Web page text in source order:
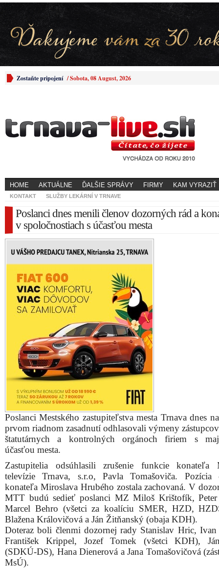
Zostaňte pripojení /Sobota, 08 August, 2026
HOME AKTUÁLNE ĎALŠIE SPRÁVY FIRMY KAM VYRAZIŤ
KONTAKT SLUŽBY LEKÁRNÍ V TRNAVE
Poslanci dnes menili členov dozorných rád a
v spoločnostiach s účasťou mesta
Poslanci Mestského zastupiteľstva mesta Trnava dnes
prvom riadnom zasadnutí odhlasovali výmeny
štatutárnych a kontrolných orgánoch firiem s
účasťou mesta.
Zastupitelia odsúhlasili zrušenie funkcie konateľa
televízie Trnava, s.r.o, Pavla Tomašoviča. Pozícia
konateľa Miroslava Hrubého zostala zachovaná. V
MTT budú sedieť poslanci MZ Miloš Krištofík, Peter
Marcel Behro (všetci za koalíciu SMER, HZD,
Blažena Královičová a Ján Žitňanský (obaja KDH).
Doteraz boli členmi dozornej rady Stanislav Hric, Ivan
František Krippel, Jozef Tomek (všetci KDH),
(SDKÚ-DS), Hana Dienerová a Jana Tomašovičová
MsÚ).